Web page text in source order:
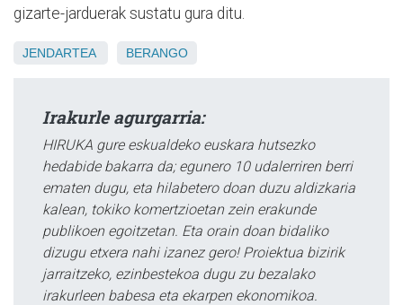
gizarte-jarduerak sustatu gura ditu.
JENDARTEA BERANGO
Irakurle agurgarria:
HIRUKA gure eskualdeko euskara hutsezko
hedabide bakarra da; egunero 10 udalerriren berri
ematen dugu, eta hilabetero doan duzu aldizkaria
kalean, tokiko komertzioetan zein erakunde
publikoen egoitzetan. Eta orain doan bidaliko
dizugu etxera nahi izanez gero! Proiektua bizirik
jarraitzeko, ezinbestekoa dugu zu bezalako
irakurleen babesa eta ekarpen ekonomikoa.